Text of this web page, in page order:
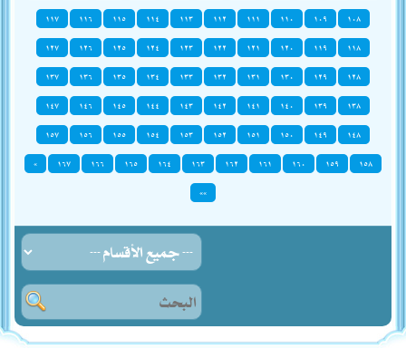
١٠٨
١٠٩ ١١٠ ١١١ ١١٢ ١١٣ ١١٤ ١١٥ ١١٦
١١٧
١١٨
١١٩ ١٢٠ ١٢١ ١٢٢ ١٢٣ ١٢٤ ١٢٥ ١٢٦
١٢٧
١٢٨
١٢٩ ١٣٠ ١٣١ ١٣٢ ١٣٣ ١٣٤ ١٣٥ ١٣٦
١٣٧
١٣٨
١٣٩ ١٤٠ ١٤١ ١٤٢ ١٤٣ ١٤٤ ١٤٥ ١٤٦
١٤٧
١٤٨
١٤٩ ١٥٠ ١٥١ ١٥٢ ١٥٣ ١٥٤ ١٥٥ ١٥٦
١٥٧
١٥٨
١٥٩ ١٦٠ ١٦١ ١٦٢ ١٦٣ ١٦٤ ١٦٥ ١٦٦ ١٦٧
»
»»